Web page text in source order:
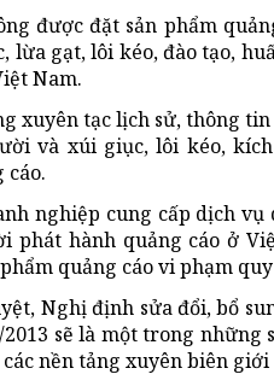
được đặt sản phẩm
lừa gạt, lôi kéo, đào tạo,
Nam.
xuyên tạc lịch sử, thông
và xúi giục, lôi kéo,
cáo.
nghiệp cung cấp dịch
phát hành quảng cáo ở
quảng cáo vi phạm
Nghị định sửa đổi, bổ
2013 sẽ là một trong
nền tảng xuyên biên giới